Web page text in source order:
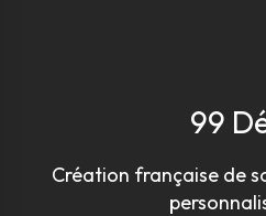
99
Création française de